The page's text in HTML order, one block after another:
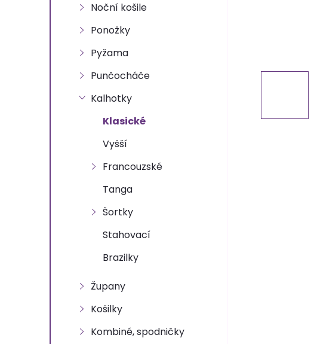
Noční košile
Ponožky
Pyžama
Punčocháče
Kalhotky
Klasické
Vyšší
Francouzské
Tanga
Šortky
Stahovací
Brazilky
Župany
Košilky
Kombiné, spodničky